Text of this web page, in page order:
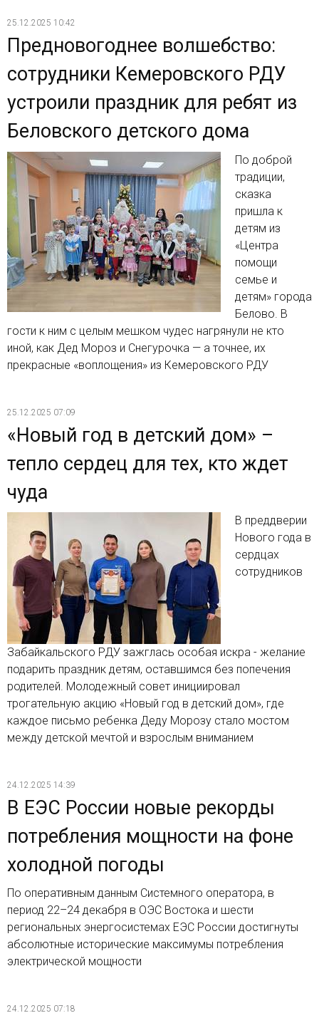
25.12.2025 10:42
Предновогоднее волшебство:
сотрудники Кемеровского РДУ
устроили праздник для ребят из
Беловского детского дома
По доброй
традиции,
сказка
пришла к
детям из
«Центра
помощи
семье и
детям» города
Белово. В
гости к ним с целым мешком чудес нагрянули не кто
иной, как Дед Мороз и Снегурочка — а точнее, их
прекрасные «воплощения» из Кемеровского РДУ
25.12.2025 07:09
«Новый год в детский дом» –
тепло сердец для тех, кто ждет
чуда
В преддверии
Нового года в
сердцах
сотрудников
Забайкальского РДУ зажглась особая искра - желание
подарить праздник детям, оставшимся без попечения
родителей. Молодежный совет инициировал
трогательную акцию «Новый год в детский дом», где
каждое письмо ребенка Деду Морозу стало мостом
между детской мечтой и взрослым вниманием
24.12.2025 14:39
В ЕЭС России новые рекорды
потребления мощности на фоне
холодной погоды
По оперативным данным Системного оператора, в
период 22–24 декабря в ОЭС Востока и шести
региональных энергосистемах ЕЭС России достигнуты
абсолютные исторические максимумы потребления
электрической мощности
24.12.2025 07:18